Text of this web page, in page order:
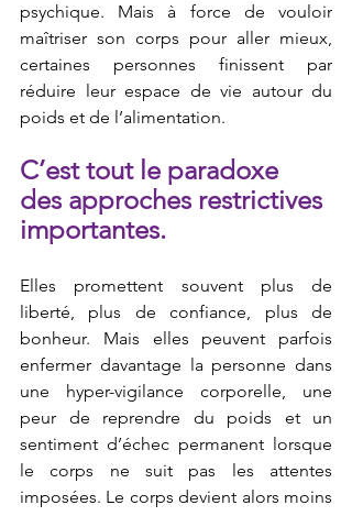
psychique. Mais à force de vouloir
maîtriser son corps pour aller mieux,
certaines personnes finissent par
réduire leur espace de vie autour du
poids et de l’alimentation.
C’est tout le paradoxe
des approches restrictives
importantes.
Elles promettent souvent plus de
liberté, plus de confiance, plus de
bonheur. Mais elles peuvent parfois
enfermer davantage la personne dans
une hyper-vigilance corporelle, une
peur de reprendre du poids et un
sentiment d’échec permanent lorsque
le corps ne suit pas les attentes
imposées. Le corps devient alors moins